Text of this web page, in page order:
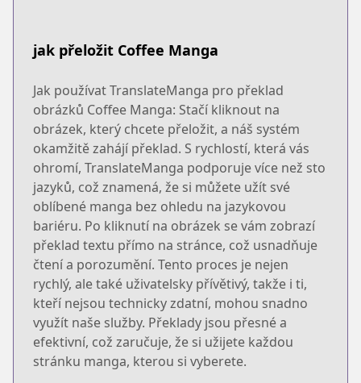
jak přeložit Coffee Manga
Jak používat TranslateManga pro překlad
obrázků Coffee Manga: Stačí kliknout na
obrázek, který chcete přeložit, a náš systém
okamžitě zahájí překlad. S rychlostí, která vás
ohromí, TranslateManga podporuje více než sto
jazyků, což znamená, že si můžete užít své
oblíbené manga bez ohledu na jazykovou
bariéru. Po kliknutí na obrázek se vám zobrazí
překlad textu přímo na stránce, což usnadňuje
čtení a porozumění. Tento proces je nejen
rychlý, ale také uživatelsky přívětivý, takže i ti,
kteří nejsou technicky zdatní, mohou snadno
využít naše služby. Překlady jsou přesné a
efektivní, což zaručuje, že si užijete každou
stránku manga, kterou si vyberete.